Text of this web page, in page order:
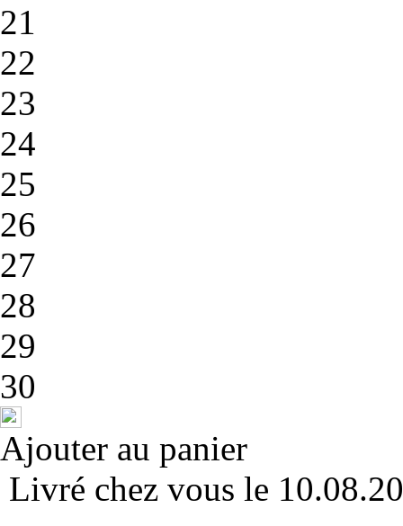
21
22
23
24
25
26
27
28
29
30
Ajouter au panier
Livré chez vous le